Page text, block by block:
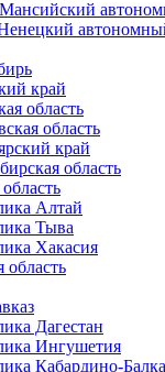
край
область
область
край
область
Алтай
Тыва
Хакасия
область
Дагестан
Ингушетия
Кабардино-